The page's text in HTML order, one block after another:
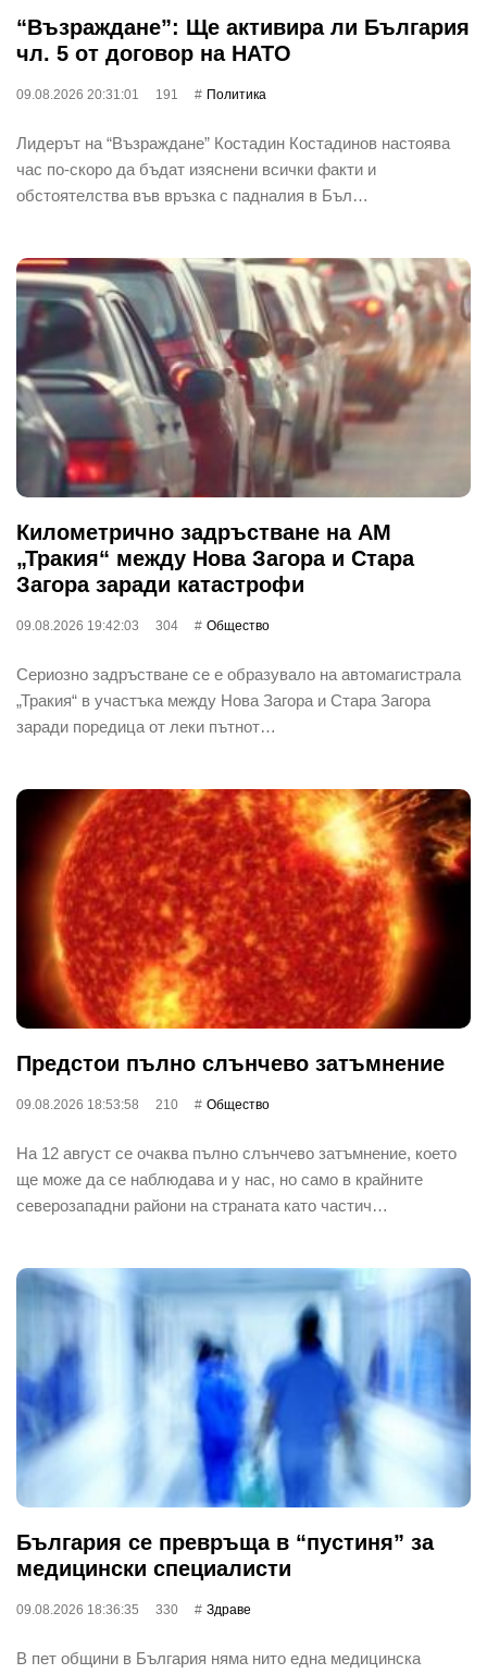
“Възраждане”: Ще активира ли България
чл. 5 от договор на НАТО
09.08.2026 20:31:01 191 Политика
Лидерът на “Възраждане” Костадин Костадинов настоява
час по-скоро да бъдат изяснени всички факти и
обстоятелства във връзка с падналия в Бъл…
Километрично задръстване на АМ
„Тракия“ между Нова Загора и Стара
Загора заради катастрофи
09.08.2026 19:42:03 304 Общество
Сериозно задръстване се е образувало на автомагистрала
„Тракия“ в участъка между Нова Загора и Стара Загора
заради поредица от леки пътнот…
Предстои пълно слънчево затъмнение
09.08.2026 18:53:58 210 Общество
На 12 август се очаква пълно слънчево затъмнение, което
ще може да се наблюдава и у нас, но само в крайните
северозападни райони на страната като частич…
България се превръща в “пустиня” за
медицински специалисти
09.08.2026 18:36:35 330 Здраве
В пет общини в България няма нито една медицинска